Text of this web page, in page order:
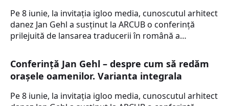
Pe 8 iunie, la invitaţia igloo media, cunoscutul arhitect
danez Jan Gehl a susţinut la ARCUB o conferinţă
prilejuită de lansarea traducerii în română a…
Conferință Jan Gehl – despre cum să redăm
oraşele oamenilor. Varianta integrala
Pe 8 iunie, la invitaţia igloo media, cunoscutul arhitect